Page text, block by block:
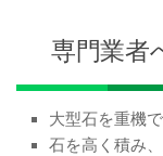
専門業者
大型石を重機
石を高く積み